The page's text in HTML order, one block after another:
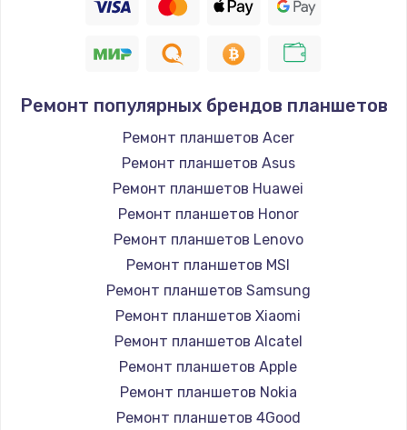
Ремонт популярных брендов планшетов
Ремонт планшетов Acer
Ремонт планшетов Asus
Ремонт планшетов Huawei
Ремонт планшетов Honor
Ремонт планшетов Lenovo
Ремонт планшетов MSI
Ремонт планшетов Samsung
Ремонт планшетов Xiaomi
Ремонт планшетов Alcatel
Ремонт планшетов Apple
Ремонт планшетов Nokia
Ремонт планшетов 4Good